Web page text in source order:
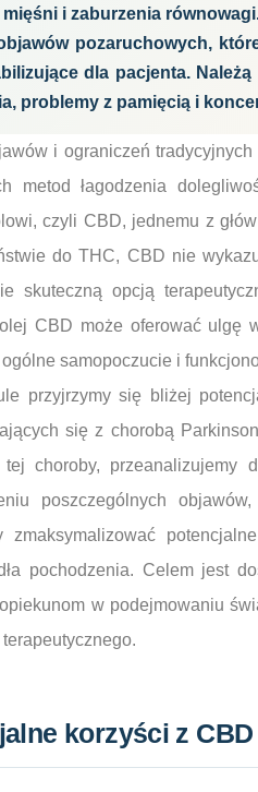
i zaburzenia
pozaruchowych,
dla pacjenta.
problemy z pamięcią i
i ograniczeń
metod łagodzenia
czyli CBD, jednemu z
do THC, CBD nie
skuteczną opcją
CBD może oferować ulgę
samopoczucie i
przyjrzymy się bliżej
się z chorobą
tej choroby, przeanalizujemy
poszczególnych
zmaksymalizować
pochodzenia. Celem jest
w podejmowaniu
korzyści z